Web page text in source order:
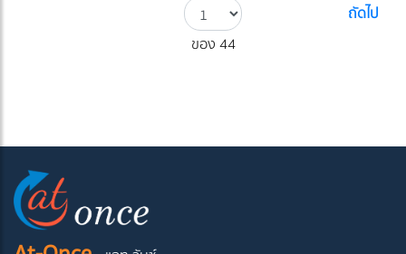
ของ 44
ถัดไป